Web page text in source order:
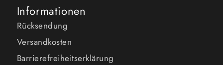
Informationen
Rücksendung
Versandkosten
Barrierefreiheitserklärung